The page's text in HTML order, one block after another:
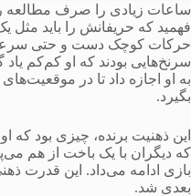
ساعات زیادی را صرف مطالعه
فهمید که حریفانش را باید مثل
حرکات کوچک دست و حتی
سرنخ‌هایی بودند که او کم‌کم
به او اجازه داد تا در
بگیرد.
این ذهنیت برنده، چیزی بود که
که دیگران با یک باخت از هم
بازی ادامه می‌داد. این قدرت
بعدی شد.